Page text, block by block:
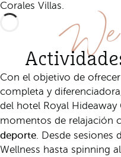
Corales Villas.
Con el objetivo de
completa y
del hotel Royal
momentos de relajación
deporte . Desde
Wellness hasta spinning